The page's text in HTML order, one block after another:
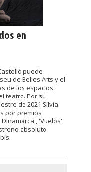
en
puede
de Belles Arts y el
de los espacios
teatro. Por su
de 2021 Sílvia
por premios
'Vuelos',
absoluto